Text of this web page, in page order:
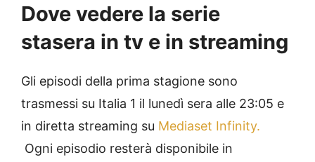
Dove vedere la serie
stasera in tv e in streaming
Gli episodi della prima stagione sono
trasmessi su Italia 1 il lunedì sera alle 23:05 e
in diretta streaming su Mediaset Infinity.
Ogni episodio resterà disponibile in